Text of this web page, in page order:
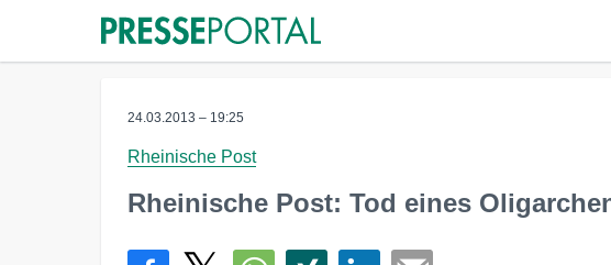
24.03.2013 – 19:25
Rheinische Post
Rheinische Post: Tod eines